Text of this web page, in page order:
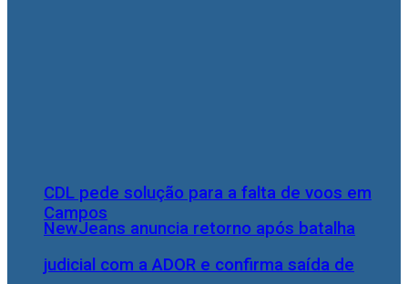
NewJeans anuncia retorno após batalha
judicial com a ADOR e confirma saída de
CDL pede solução para a falta de voos em
Campos